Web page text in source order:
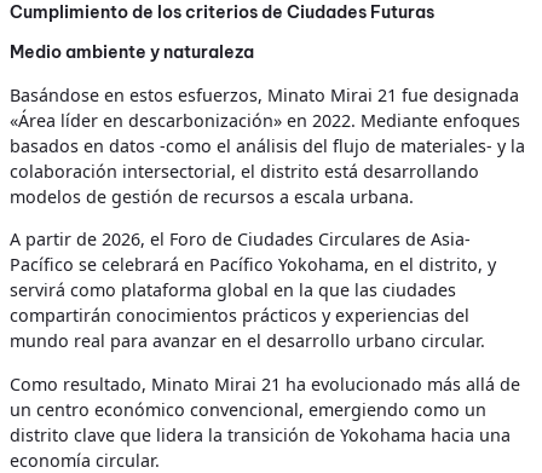
Cumplimiento de los criterios de Ciudades Futuras
Medio ambiente y naturaleza
Basándose en estos esfuerzos, Minato Mirai 21 fue designada
«Área líder en descarbonización» en 2022. Mediante enfoques
basados en datos -como el análisis del flujo de materiales- y la
colaboración intersectorial, el distrito está desarrollando
modelos de gestión de recursos a escala urbana.
A partir de 2026, el Foro de Ciudades Circulares de Asia-
Pacífico se celebrará en Pacífico Yokohama, en el distrito, y
servirá como plataforma global en la que las ciudades
compartirán conocimientos prácticos y experiencias del
mundo real para avanzar en el desarrollo urbano circular.
Como resultado, Minato Mirai 21 ha evolucionado más allá de
un centro económico convencional, emergiendo como un
distrito clave que lidera la transición de Yokohama hacia una
economía circular.